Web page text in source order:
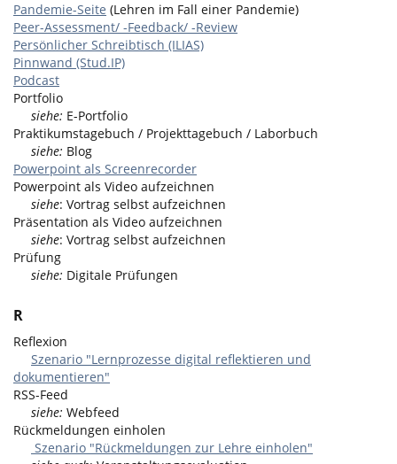
Pandemie-Seite (Lehren im Fall einer Pandemie)
Peer-Assessment/ -Feedback/ -Review
Persönlicher Schreibtisch (ILIAS)
Pinnwand (Stud.IP)
Podcast
Portfolio
siehe: E-Portfolio
Praktikumstagebuch / Projekttagebuch / Laborbuch
siehe: Blog
Powerpoint als Screenrecorder
Powerpoint als Video aufzeichnen
siehe: Vortrag selbst aufzeichnen
Präsentation als Video aufzeichnen
siehe: Vortrag selbst aufzeichnen
Prüfung
siehe: Digitale Prüfungen
R
Reflexion
Szenario "Lernprozesse digital reflektieren und
dokumentieren"
RSS-Feed
siehe: Webfeed
Rückmeldungen einholen
Szenario "Rückmeldungen zur Lehre einholen"